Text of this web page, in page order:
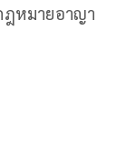
หมายอาญา